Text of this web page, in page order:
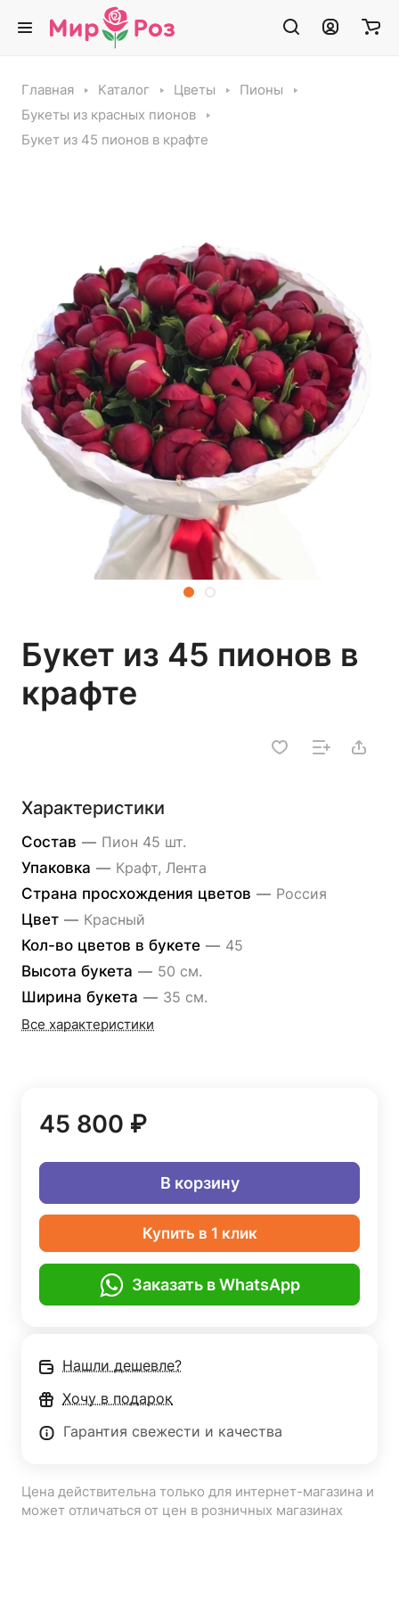
Главная Каталог Цветы
Пионы
Букеты из красных пионов
Букет из 45 пионов в крафте
Букет из 45 пионов в
крафте
Характеристики
Состав — Пион 45 шт.
Упаковка — Крафт, Лента
Страна просхождения цветов — Россия
Цвет — Красный
Кол-во цветов в букете — 45
Высота букета — 50 см.
Ширина букета — 35 см.
Все характеристики
45 800 ₽
В корзину
Купить в 1 клик
Заказать в WhatsApp
Нашли дешевле?
Хочу в подарок
Гарантия свежести и качества
Цена действительна только для интернет-магазина и
может отличаться от цен в розничных магазинах